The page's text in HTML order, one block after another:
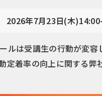
2026年7月23日(木
ルは受講生の行動が変容
定着率の向上に関する弊